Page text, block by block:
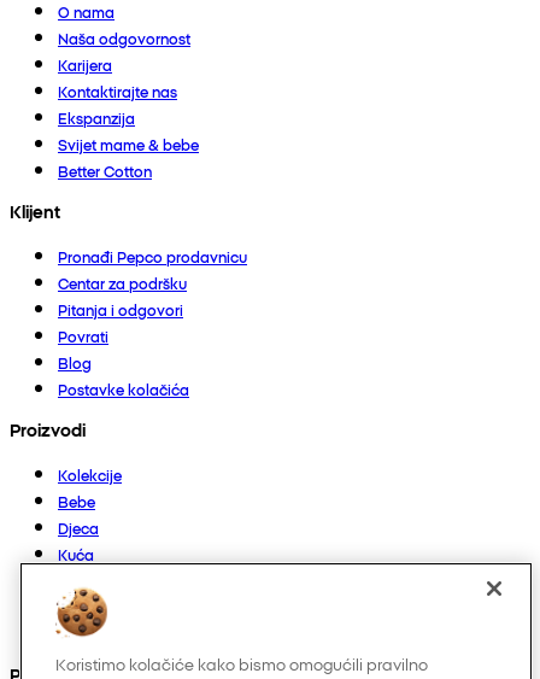
O nama
Naša odgovornost
Karijera
Kontaktirajte nas
Ekspanzija
Svijet mame & bebe
Better Cotton
Klijent
Pronađi Pepco prodavnicu
Centar za podršku
Pitanja i odgovori
Povrati
Blog
Postavke kolačića
Proizvodi
Kolekcije
Bebe
Djeca
Kuća
Muškarci
Ostalo
Koristimo kolačiće kako bismo omogućili pravilno